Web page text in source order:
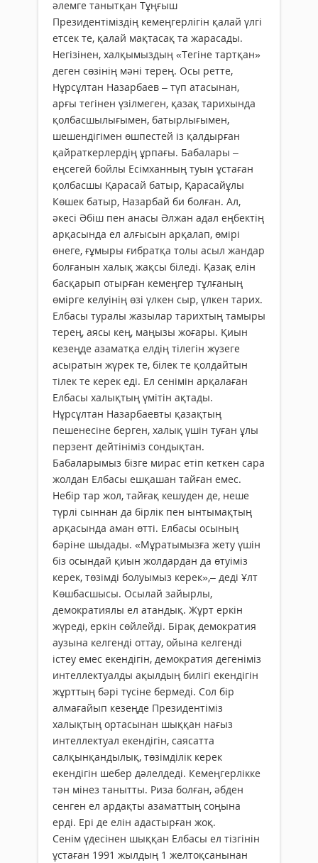
әлемге танытқан Тұңғыш
Президентіміздің кемеңгерлігін қалай үлгі
етсек те, қалай мақтасақ та жарасады.
Негізінен, халқымыздың «Тегіне тартқан»
деген сөзінің мәні терең. Осы ретте,
Нұрсұлтан Назарбаев – түп атасынан,
арғы тегінен үзілмеген, қазақ тарихында
қолбасшылығымен, батырлығымен,
шешендігімен өшпестей із қалдырған
қайраткерлердің ұрпағы. Бабалары –
еңсегей бойлы Есімханның туын ұстаған
қолбасшы Қарасай батыр, Қарасайұлы
Көшек батыр, Назарбай би болған. Ал,
әкесі Әбіш пен анасы Әлжан адал еңбектің
арқасында ел алғысын арқалап, өмірі
өнеге, ғұмыры ғибратқа толы асыл жандар
болғанын халық жақсы біледі. Қазақ елін
басқарып отырған кемеңгер тұлғаның
өмірге келуінің өзі үлкен сыр, үлкен тарих.
Елбасы туралы жазылар тарихтың тамыры
терең, аясы кең, маңызы жоғары. Қиын
кезеңде азаматқа елдің тілегін жүзеге
асыратын жүрек те, білек те қолдайтын
тілек те керек еді. Ел сенімін арқалаған
Елбасы халықтың үмітін ақтады.
Нұрсұлтан Назарбаевты қазақтың
пешенесіне берген, халық үшін туған ұлы
перзент дейтініміз сондықтан.
Бабаларымыз бізге мирас етіп кеткен сара
жолдан Елбасы ешқашан тайған емес.
Небір тар жол, тайғақ кешуден де, неше
түрлі сыннан да бірлік пен ынтымақтың
арқасында аман өтті. Елбасы осының
бәріне шыдады. «Мұратымызға жету үшін
біз осындай қиын жолдардан да өтуіміз
керек, төзімді болуымыз керек»,– деді Ұлт
Көшбасшысы. Осылай зайырлы,
демократиялы ел атандық. Жұрт еркін
жүреді, еркін сөйлейді. Бірақ демократия
аузына келгенді оттау, ойына келгенді
істеу емес екендігін, демократия дегеніміз
интеллектуалды ақылдың билігі екендігін
жұрттың бәрі түсіне бермеді. Сол бір
алмағайып кезеңде Президентіміз
халықтың ортасынан шыққан нағыз
интеллектуал екендігін, саясатта
салқынқандылық, төзімділік керек
екендігін шебер дәлелдеді. Кемеңгерлікке
тән мінез танытты. Риза болған, әбден
сенген ел ардақты азаматтың соңына
ерді. Ері де елін адастырған жоқ.
Сенім үдесінен шыққан Елбасы ел тізгінін
ұстаған 1991 жылдың 1 желтоқсанынан